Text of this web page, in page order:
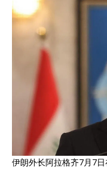
伊朗外长阿拉格齐7月7